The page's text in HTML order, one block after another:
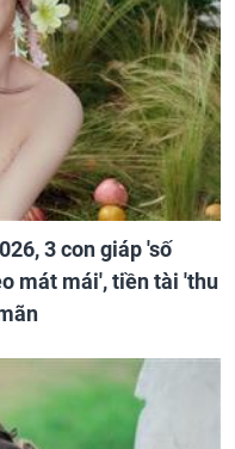
3 con giáp 'số
mát mái', tiền tài 'thu